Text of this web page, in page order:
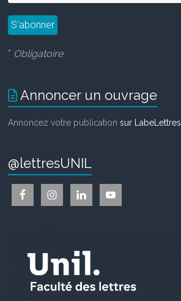
* Obligatoire
Annoncer un ouvrage
Annoncez votre publicationsur LabeLettres
@lettresUNIL